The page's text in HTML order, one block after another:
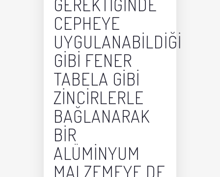
GEREKTIĞINDE
CEPHEYE
UYGULANABILDIĞI
GIBI FENER
TABELA GIBI
ZINCIRLERLE
BAĞLANARAK
BIR
ALÜMINYUM
MALZEMEYE DE